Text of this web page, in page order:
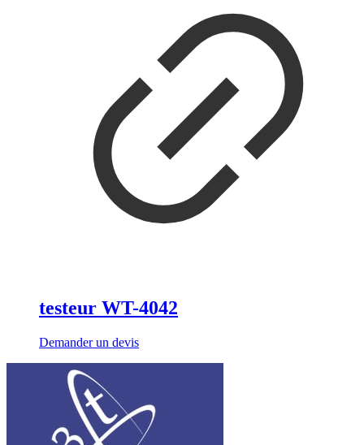
testeur WT-4042
Demander un devis